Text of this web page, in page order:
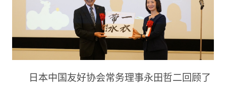
日本中国友好协会常务理事永田哲二回顾了